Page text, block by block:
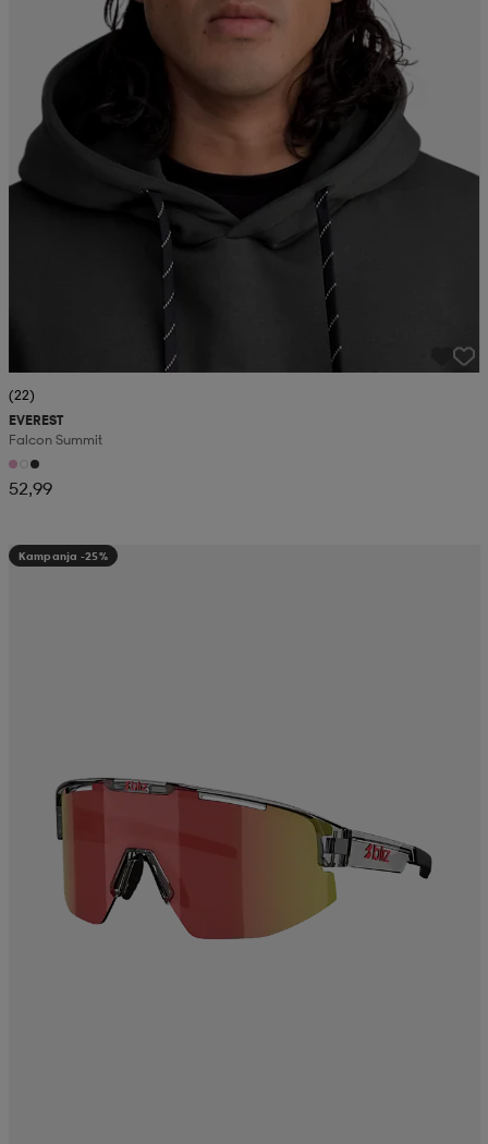
(22)
EVEREST
Falcon Summit
52,99
Kampanja -25%